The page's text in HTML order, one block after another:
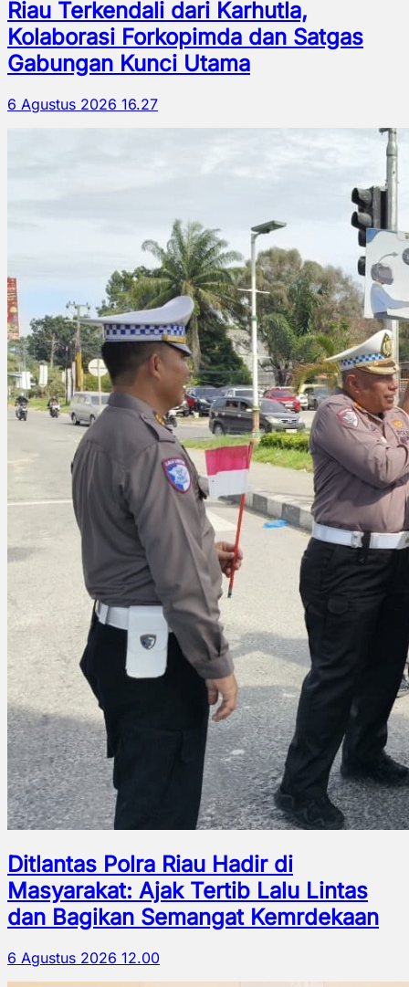
Riau Terkendali dari Karhutla,
Kolaborasi Forkopimda dan Satgas
Gabungan Kunci Utama
6 Agustus 2026 16.27
Ditlantas Polra Riau Hadir di
Masyarakat: Ajak Tertib Lalu Lintas
dan Bagikan Semangat Kemrdekaan
6 Agustus 2026 12.00